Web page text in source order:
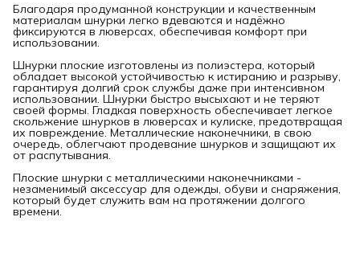
Благодаря продуманной конструкции и качественным
материалам шнурки легко вдеваются и надёжно
фиксируются в люверсах, обеспечивая комфорт при
использовании.
Шнурки плоские изготовлены из полиэстера, который
обладает высокой устойчивостью к истиранию и разрыву,
гарантируя долгий срок службы даже при интенсивном
использовании. Шнурки быстро высыхают и не теряют
своей формы. Гладкая поверхность обеспечивает легкое
скольжение шнурков в люверсах и кулиске, предотвращая
их повреждение. Металлические наконечники, в свою
очередь, облегчают продевание шнурков и защищают их
от распутывания.
Плоские шнурки с металлическими наконечниками -
незаменимый аксессуар для одежды, обуви и снаряжения,
который будет служить вам на протяжении долгого
времени.